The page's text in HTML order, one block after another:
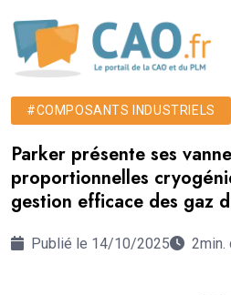
#COMPOSANTS INDUSTRIELS
Parker présente ses
proportionnelles
gestion efficace des gaz
Publié le 14/10/2025 2min.